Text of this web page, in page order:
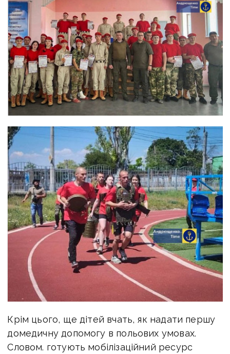
Крім цього, ще дітей вчать, як надати першу
домедичну допомогу в польових умовах.
Словом. готують мобілізаційний ресурс